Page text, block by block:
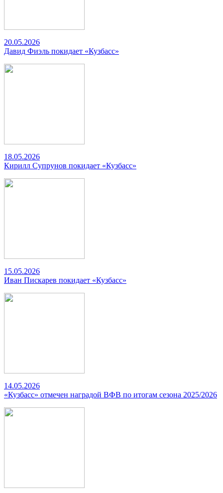
20.05.2026
Давид Фиэль покидает «Кузбасс»
18.05.2026
Кирилл Супрунов покидает «Кузбасс»
15.05.2026
Иван Пискарев покидает «Кузбасс»
14.05.2026
«Кузбасс» отмечен наградой ВФВ по итогам сезона 2025/2026